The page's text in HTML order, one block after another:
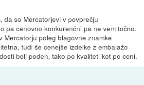
da so Mercatorjevi v povprečju
pa cenovno konkurenčni pa ne vem točno.
Mercatorju poleg blagovne znamke
tudi še cenejše izdelke z embalažo
bolj poden, tako po kvaliteti kot po ceni.